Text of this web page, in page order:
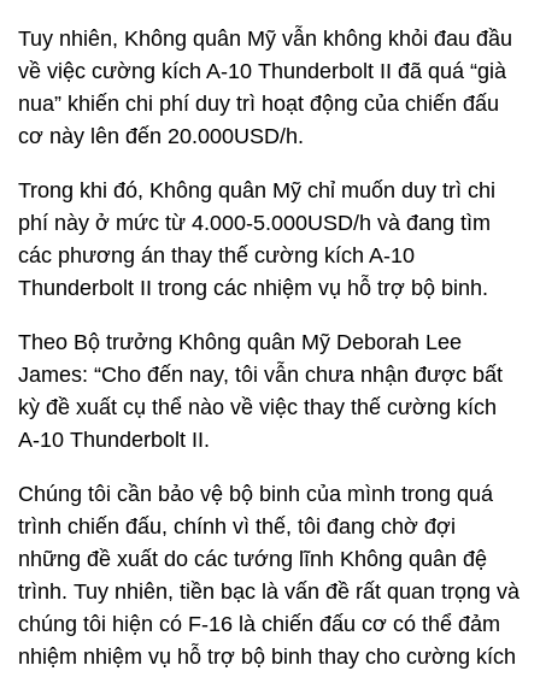
Tuy nhiên, Không quân Mỹ vẫn không khỏi đau đầu
về việc cường kích A-10 Thunderbolt II đã quá “già
nua” khiến chi phí duy trì hoạt động của chiến đấu
cơ này lên đến 20.000USD/h.
Trong khi đó, Không quân Mỹ chỉ muốn duy trì chi
phí này ở mức từ 4.000-5.000USD/h và đang tìm
các phương án thay thế cường kích A-10
Thunderbolt II trong các nhiệm vụ hỗ trợ bộ binh.
Theo Bộ trưởng Không quân Mỹ Deborah Lee
James: “Cho đến nay, tôi vẫn chưa nhận được bất
kỳ đề xuất cụ thể nào về việc thay thế cường kích
A-10 Thunderbolt II.
Chúng tôi cần bảo vệ bộ binh của mình trong quá
trình chiến đấu, chính vì thế, tôi đang chờ đợi
những đề xuất do các tướng lĩnh Không quân đệ
trình. Tuy nhiên, tiền bạc là vấn đề rất quan trọng và
chúng tôi hiện có F-16 là chiến đấu cơ có thể đảm
nhiệm nhiệm vụ hỗ trợ bộ binh thay cho cường kích